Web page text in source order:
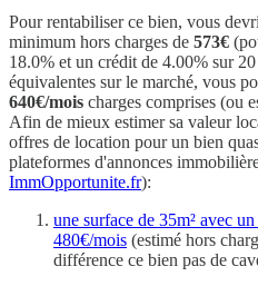
Pour rentabiliser ce bien, vous
minimum hors charges de 573€
18.0% et un crédit de 4.00% sur
équivalentes sur le marché, vous
640€/mois charges comprises (ou
Afin de mieux estimer sa valeur
offres de location pour un bien
plateformes d'annonces
ImmOpportunite.fr):
une surface de 35m² avec
480€/mois (estimé hors
différence ce bien pas de